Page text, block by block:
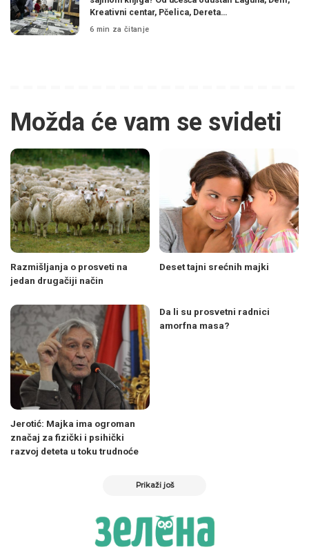
Kreativni centar, Pčelica, Dereta…
6 min za čitanje
Možda će vam se svideti
Razmišljanja o prosveti na
jedan drugačiji način
Deset tajni srećnih majki
Jerotić: Majka ima ogroman
značaj za fizički i psihički
razvoj deteta u toku trudnoće
Da li su prosvetni radnici
amorfna masa?
Prikaži još